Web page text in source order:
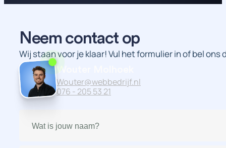
Neem contact op
Wij staan voor je klaar! Vul het formulier in of bel
Wouter@webbedrijf.nl
076 - 205 53 21